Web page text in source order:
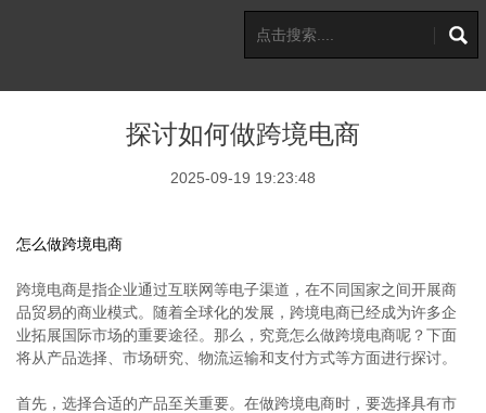
探讨如何做跨境电商
2025-09-19 19:23:48
怎么做跨境电商
跨境电商是指企业通过互联网等电子渠道，在不同国家之间开展商
品贸易的商业模式。随着全球化的发展，跨境电商已经成为许多企
业拓展国际市场的重要途径。那么，究竟怎么做跨境电商呢？下面
将从产品选择、市场研究、物流运输和支付方式等方面进行探讨。
首先，选择合适的产品至关重要。在做跨境电商时，要选择具有市